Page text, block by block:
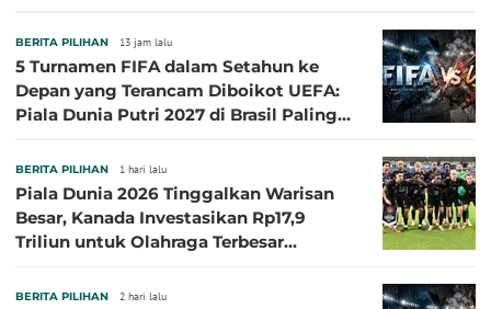
BERITA PILIHAN 13 jam lalu
5 Turnamen FIFA dalam Setahun ke
Depan yang Terancam Diboikot UEFA:
Piala Dunia Putri 2027 di Brasil Paling
BERITA PILIHAN 1 hari lalu
Piala Dunia 2026 Tinggalkan Warisan
Besar, Kanada Investasikan Rp17,9
Triliun untuk Olahraga Terbesar
BERITA PILIHAN 2 hari lalu